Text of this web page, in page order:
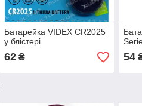
Батарейка VIDEX CR2025
у блістері
62₴ 54